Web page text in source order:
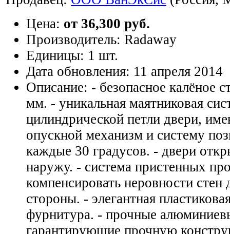
Цена: от 36,300 руб.
Производитель: Radaway
Единицы: 1 шт.
Дата обновления: 11 апреля 2014
Описание: - безопасное калёное
мм. - уникальная маятниковая
цилиндрической петли двери,
опускной механизм и систему
каждые 30 градусов. - двери
наружу. - система пристенных
компенсировать неровности
стороны. - элегантная
фурнитура. - прочные
гарантирующие прочную